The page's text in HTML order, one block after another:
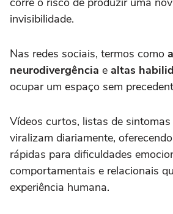
invisibilidade.
Nas redes sociais, termos como
neurodivergência e altas
ocupar um espaço sem
Vídeos curtos, listas de
viralizam diariamente,
rápidas para dificuldades
comportamentais e relacionais
experiência humana.